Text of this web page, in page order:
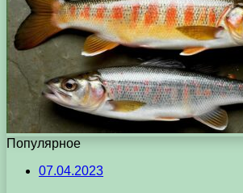
Популярное
07.04.2023